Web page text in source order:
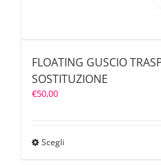
FLOATING GUSCIO
SOSTITUZIONE
€50,00
Scegli